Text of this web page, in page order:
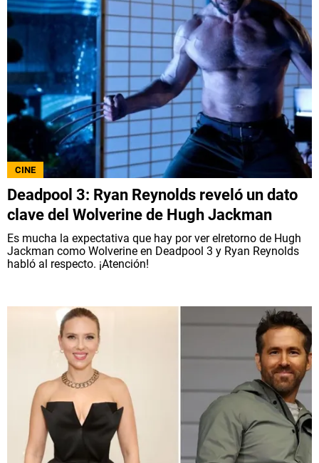
CINE
Deadpool 3: Ryan Reynolds reveló un dato
clave del Wolverine de Hugh Jackman
Es mucha la expectativa que hay por ver elretorno de Hugh
Jackman como Wolverine en Deadpool 3 y Ryan Reynolds
habló al respecto. ¡Atención!